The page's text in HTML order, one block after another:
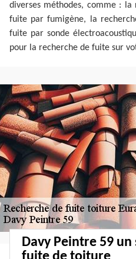
diverses méthodes, comme :
fuite par fumigène, la
fuite par sonde
pour la recherche de fuite sur
Davy Peintre 59